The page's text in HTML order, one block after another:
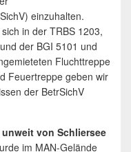
einzuhalten.
in der TRBS 1203,
der BGI 5101 und
Fluchttreppe
Feuertreppe geben wir
der BetrSichV
von Schliersee
im MAN-Gelände